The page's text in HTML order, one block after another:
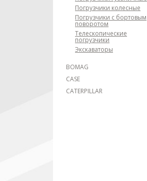
Погрузчики колесные
Погрузчики с бортовым
поворотом
Телескопические
погрузчики
Экскаваторы
BOMAG
CASE
CATERPILLAR